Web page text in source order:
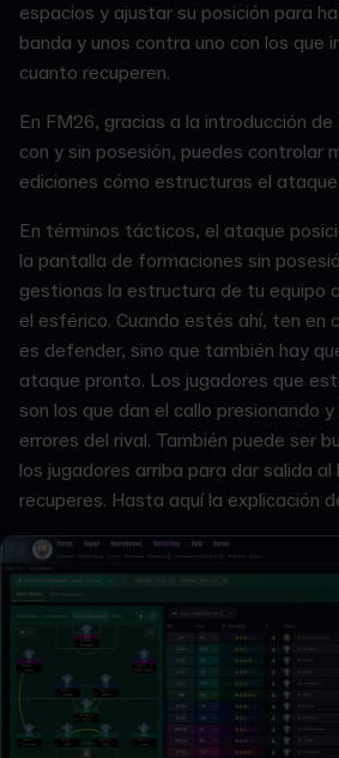
espacios y ajustar su posición para
banda y unos contra uno con los que
cuanto recuperen.
En FM26, gracias a la introducción
con y sin posesión, puedes controlar
ediciones cómo estructuras el
En términos tácticos, el ataque
la pantalla de formaciones sin
gestionas la estructura de tu equipo
el esférico. Cuando estés ahí, ten en
es defender, sino que también hay
ataque pronto. Los jugadores que
son los que dan el callo presionando
errores del rival. También puede ser
los jugadores arriba para dar salida al
recuperes. Hasta aquí la explicación